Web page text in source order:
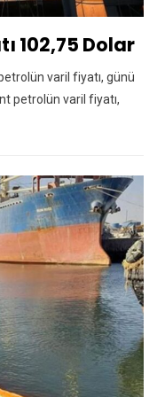
102,75 Dolar
varil fiyatı, günü
petrolün varil fiyatı,